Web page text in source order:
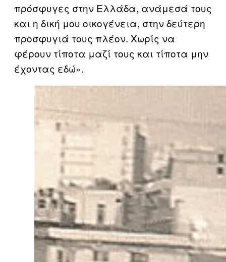
πρόσφυγες στην Ελλάδα, ανάμεσά τους
και η δική μου οικογένεια, στην δεύτερη
προσφυγιά τους πλέον. Χωρίς να
φέρουν τίποτα μαζί τους και τίποτα μην
έχοντας εδώ».